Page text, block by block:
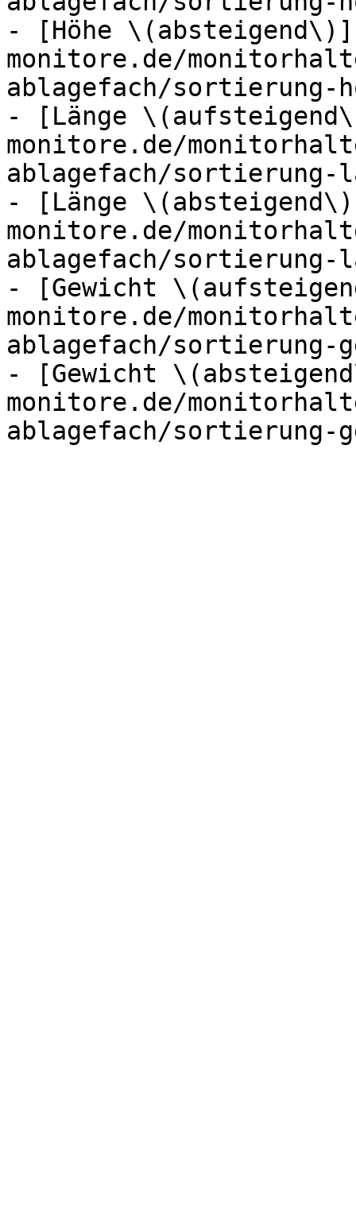
- [Höhe
monitore.de/
ablagefach/sortierung-
- [Länge
monitore.de/
ablagefach/sortierung-
- [Länge
monitore.de/
ablagefach/sortierung-
- [Gewicht
monitore.de/
ablagefach/sortierung-
- [Gewicht
monitore.de/